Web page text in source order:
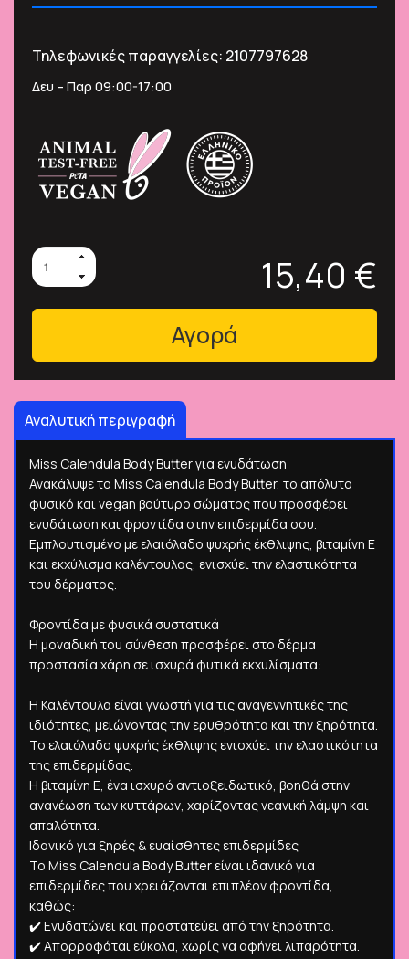
Τηλεφωνικές παραγγελίες: 2107797628
Δευ – Παρ 09:00-17:00
15,40 €
Αγορά
Αναλυτική περιγραφή
Miss Calendula Body Butter για ενυδάτωση
Ανακάλυψε το Miss Calendula Body Butter, το απόλυτο
φυσικό και vegan βούτυρο σώματος που προσφέρει
ενυδάτωση και φροντίδα στην επιδερμίδα σου.
Εμπλουτισμένο με ελαιόλαδο ψυχρής έκθλιψης, βιταμίνη Ε
και εκχύλισμα καλέντουλας, ενισχύει την ελαστικότητα
του δέρματος.
Φροντίδα με φυσικά συστατικά
Η μοναδική του σύνθεση προσφέρει στο δέρμα
προστασία χάρη σε ισχυρά φυτικά εκχυλίσματα:
Η Καλέντουλα είναι γνωστή για τις αναγεννητικές της
ιδιότητες, μειώνοντας την ερυθρότητα και την ξηρότητα.
Το ελαιόλαδο ψυχρής έκθλιψης ενισχύει την ελαστικότητα
της επιδερμίδας.
Η βιταμίνη Ε, ένα ισχυρό αντιοξειδωτικό, βοηθά στην
ανανέωση των κυττάρων, χαρίζοντας νεανική λάμψη και
απαλότητα.
Ιδανικό για ξηρές & ευαίσθητες επιδερμίδες
Το Miss Calendula Body Butter είναι ιδανικό για
επιδερμίδες που χρειάζονται επιπλέον φροντίδα,
καθώς:
✔️ Ενυδατώνει και προστατεύει από την ξηρότητα.
✔️ Απορροφάται εύκολα, χωρίς να αφήνει λιπαρότητα.